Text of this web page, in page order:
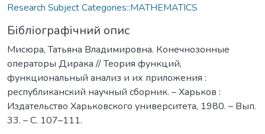
Research Subject Categories::MATHEMATICS
Бібліографічний опис
Мисюра, Татьяна Владимировна. Конечнозонные
операторы Дирака // Теория функций,
функциональный анализ и их приложения :
республиканский научный сборник. – Харьков :
Издательство Харьковского университета, 1980. – Вып.
33. – С. 107–111.